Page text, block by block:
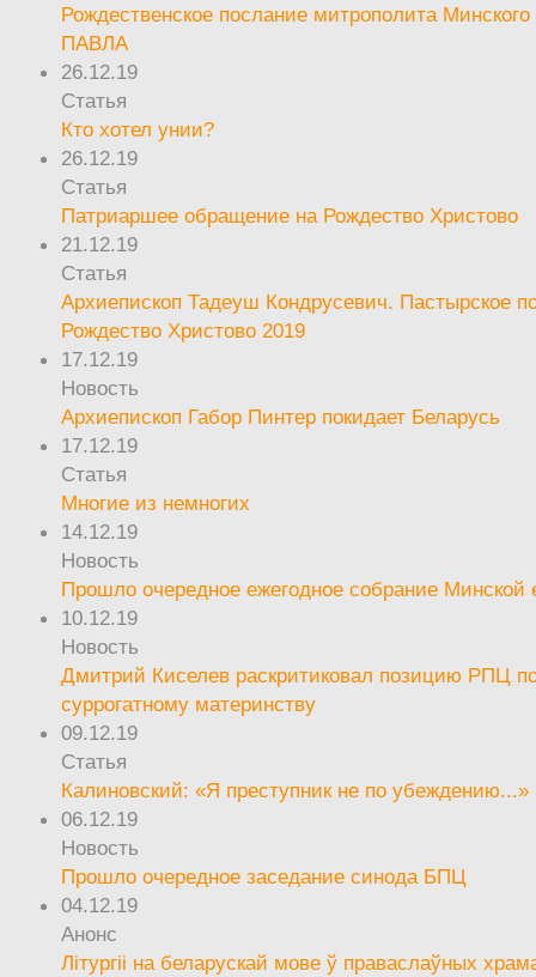
Рождественское послание митрополита Минского
ПАВЛА
26.12.19
Статья
Кто хотел унии?
26.12.19
Статья
Патриаршее обращение на Рождество Христово
21.12.19
Статья
Архиепископ Тадеуш Кондрусевич. Пастырское
Рождество Христово 2019
17.12.19
Новость
Архиепископ Габор Пинтер покидает Беларусь
17.12.19
Статья
Многие из немногих
14.12.19
Новость
Прошло очередное ежегодное собрание
10.12.19
Новость
Дмитрий Киселев раскритиковал позицию РПЦ
суррогатному материнству
09.12.19
Статья
Калиновский: «Я преступник не по убеждению...»
06.12.19
Новость
Прошло очередное заседание синода БПЦ
04.12.19
Анонс
Літургіі на беларускай мове ў праваслаўных